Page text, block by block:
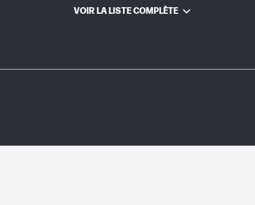
VOIR LA LISTE COMPLÈTE